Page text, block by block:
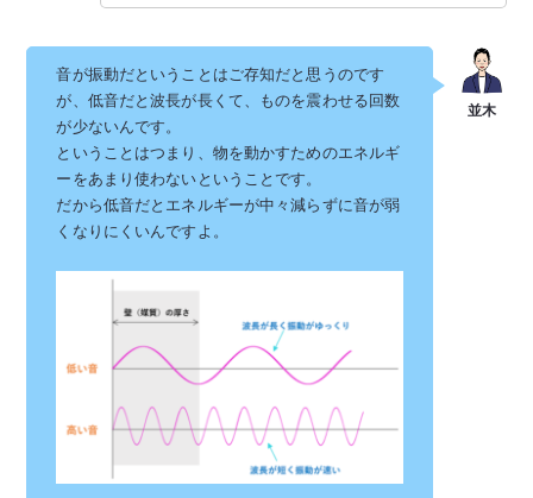
音が振動だということはご存知だと思うのです
が、低音だと波長が長くて、ものを震わせる回数
が少ないんです。
ということはつまり、物を動かすためのエネルギ
ーをあまり使わないということです。
だから低音だとエネルギーが中々減らずに音が弱
くなりにくいんですよ。